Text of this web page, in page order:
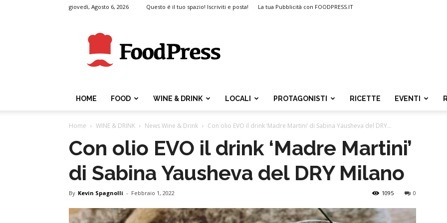
giovedì, Agosto 6, 2026 Questo é il tuo spazio! Iscriviti e posta! La tua Pubblicità con FOODPRESS.IT
FoodPress
HOME FOOD WINE & DRINK LOCALI PROTAGONISTI RICETTE EVENTI
Home WINE & DRINK News Wine & Drink Con olio EVO il drink ‘Madre Martini’ di Sabina Yausheva del DRY...
Con olio EVO il drink ‘Madre Martini’
di Sabina Yausheva del DRY Milano
By Kevin Spagnolli - Febbraio 1, 2022 0
1095